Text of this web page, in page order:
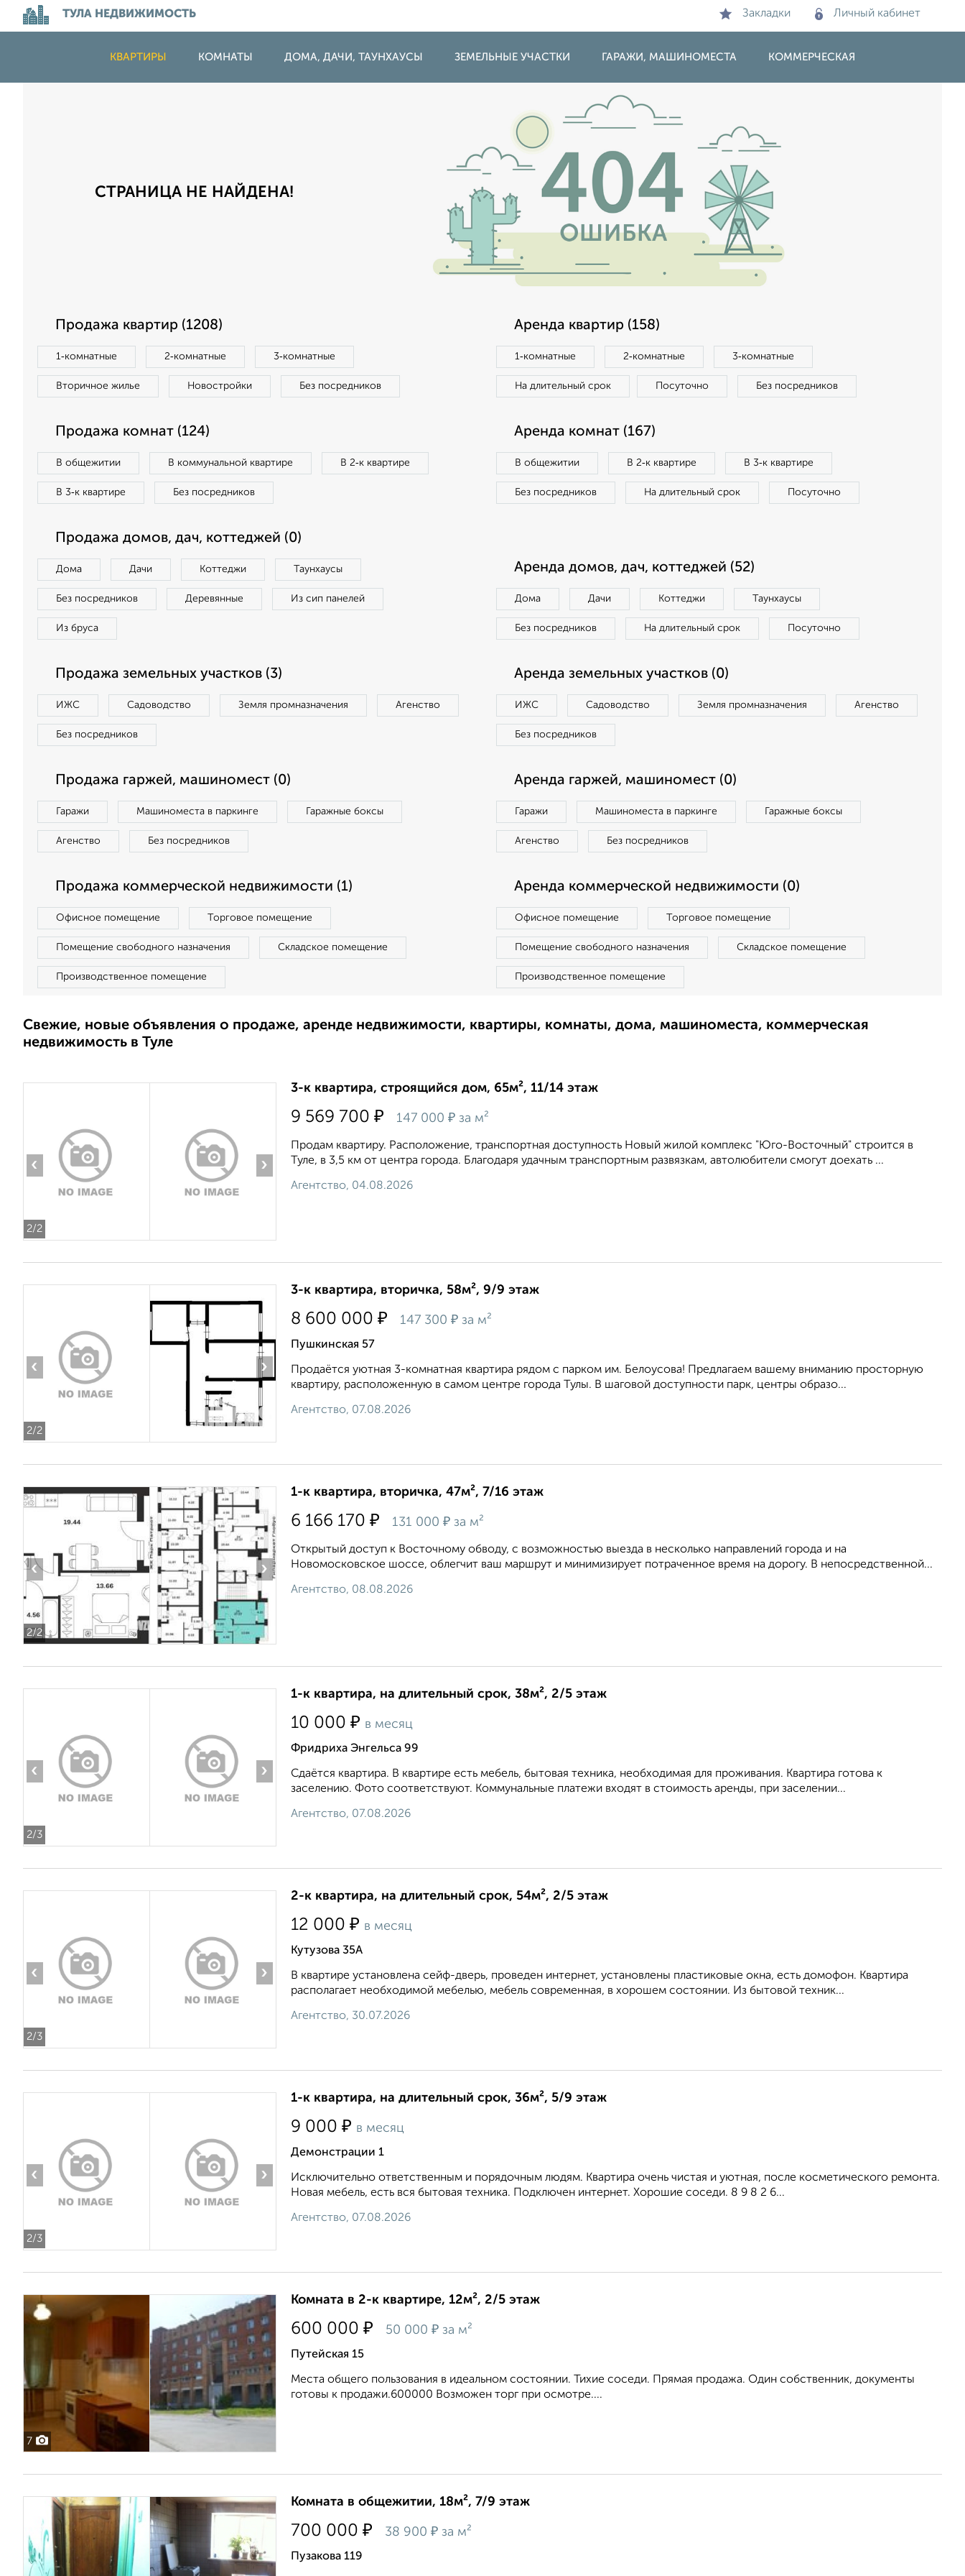
ТУЛА НЕДВИЖИМОСТЬ Закладки Личный кабинет
КВАРТИРЫ КОМНАТЫ ДОМА, ДАЧИ, ТАУНХАУСЫ ЗЕМЕЛЬНЫЕ УЧАСТКИ ГАРАЖИ, МАШИНОМЕСТА КОММЕРЧЕСКАЯ
СТРАНИЦА НЕ НАЙДЕНА!
Продажа квартир (1208)
1‑комнатные 2‑комнатные 3‑комнатные
Вторичное жилье Новостройки Без посредников
Аренда квартир (158)
1‑комнатные 2‑комнатные 3‑комнатные
На длительный срок Посуточно Без посредников
Продажа комнат (124)
В общежитии В коммунальной квартире В 2‑к квартире
В 3‑к квартире Без посредников
Аренда комнат (167)
В общежитии В 2‑к квартире В 3‑к квартире
Без посредников На длительный срок Посуточно
Продажа домов, дач, коттеджей (0)
Дома Дачи Коттеджи Таунхаусы
Без посредников Деревянные Из сип панелей
Из бруса
Аренда домов, дач, коттеджей (52)
Дома Дачи Коттеджи Таунхаусы
Без посредников На длительный срок Посуточно
Продажа земельных участков (3)
ИЖС Садоводство Земля промназначения Агенство
Без посредников
Аренда земельных участков (0)
ИЖС Садоводство Земля промназначения Агенство
Без посредников
Продажа гаржей, машиномест (0)
Гаражи Машиноместа в паркинге Гаражные боксы
Агенство Без посредников
Аренда гаржей, машиномест (0)
Гаражи Машиноместа в паркинге Гаражные боксы
Агенство Без посредников
Продажа коммерческой недвижимости (1)
Офисное помещение Торговое помещение
Помещение свободного назначения Складское помещение
Производственное помещение
Аренда коммерческой недвижимости (0)
Офисное помещение Торговое помещение
Помещение свободного назначения Складское помещение
Производственное помещение
Свежие, новые объявления о продаже, аренде недвижимости, квартиры, комнаты, дома, машиноместа, коммерческая
недвижимость в Туле
2/2
‹ ›
3-к квартира, строящийся дом, 65м², 11/14 этаж
9 569 700 ₽ 147 000 ₽ за м²
Продам квартиру. Расположение, транспортная доступность Новый жилой комплекс "Юго-Восточный" строится в
Туле, в 3,5 км от центра города. Благодаря удачным транспортным развязкам, автолюбители смогут доехать ...
Агентство, 04.08.2026
2/2
‹ ›
3-к квартира, вторичка, 58м², 9/9 этаж
8 600 000 ₽ 147 300 ₽ за м²
Пушкинская 57
Продаётся уютная 3-комнатная квартира рядом с парком им. Белоусова! Предлагаем вашему вниманию просторную
квартиру, расположенную в самом центре города Тулы. В шаговой доступности парк, центры образо...
Агентство, 07.08.2026
2/2
‹ ›
1-к квартира, вторичка, 47м², 7/16 этаж
6 166 170 ₽ 131 000 ₽ за м²
Открытый доступ к Восточному обводу, с возможностью выезда в несколько направлений города и на
Новомосковское шоссе, облегчит ваш маршрут и минимизирует потраченное время на дорогу. В непосредственной...
Агентство, 08.08.2026
2/3
‹ ›
1-к квартира, на длительный срок, 38м², 2/5 этаж
10 000 ₽ в месяц
Фридриха Энгельса 99
Сдаётся квартира. В квартире есть мебель, бытовая техника, необходимая для проживания. Квартира готова к
заселению. Фото соответствуют. Коммунальные платежи входят в стоимость аренды, при заселении...
Агентство, 07.08.2026
2/3
‹ ›
2-к квартира, на длительный срок, 54м², 2/5 этаж
12 000 ₽ в месяц
Кутузова 35А
В квартире установлена сейф-дверь, проведен интернет, установлены пластиковые окна, есть домофон. Квартира
располагает необходимой мебелью, мебель современная, в хорошем состоянии. Из бытовой техник...
Агентство, 30.07.2026
2/3
‹ ›
1-к квартира, на длительный срок, 36м², 5/9 этаж
9 000 ₽ в месяц
Демонстрации 1
Исключительно ответственным и порядочным людям. Квартира очень чистая и уютная, после косметического ремонта.
Новая мебель, есть вся бытовая техника. Подключен интернет. Хорошие соседи. 8 9 8 2 6...
Агентство, 07.08.2026
7
Комната в 2-к квартире, 12м², 2/5 этаж
600 000 ₽ 50 000 ₽ за м²
Путейская 15
Места общего пользования в идеальном состоянии. Тихие соседи. Прямая продажа. Один собственник, документы
готовы к продажи.600000 Возможен торг при осмотре....
Комната в общежитии, 18м², 7/9 этаж
700 000 ₽ 38 900 ₽ за м²
Пузакова 119